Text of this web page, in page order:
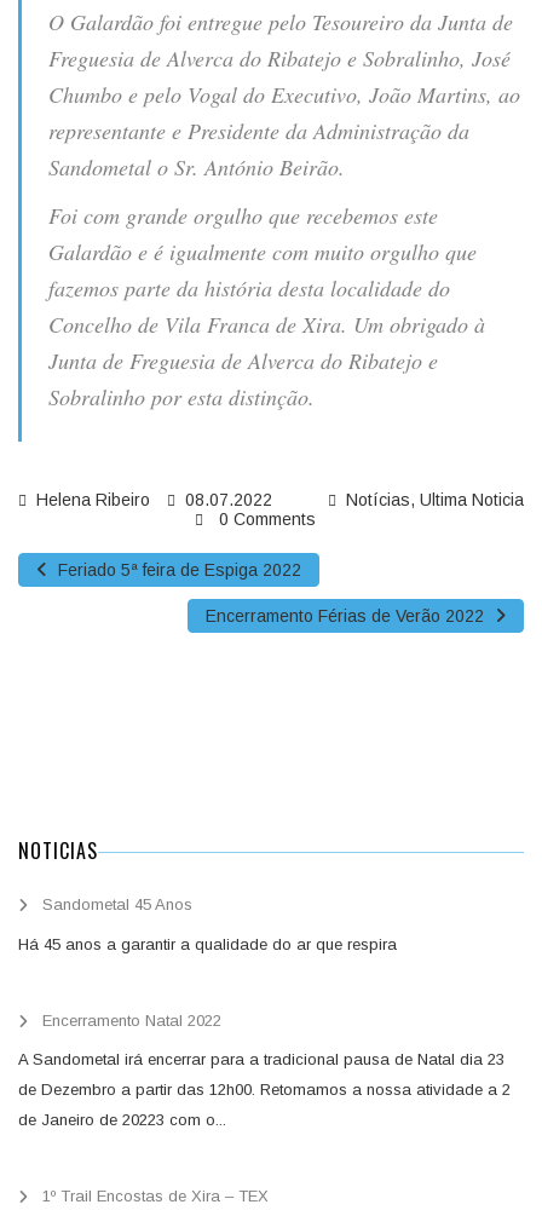
O Galardão foi entregue pelo Tesoureiro da Junta de
Freguesia de Alverca do Ribatejo e Sobralinho, José
Chumbo e pelo Vogal do Executivo, João Martins, ao
representante e Presidente da Administração da
Sandometal o Sr. António Beirão.
Foi com grande orgulho que recebemos este
Galardão e é igualmente com muito orgulho que
fazemos parte da história desta localidade do
Concelho de Vila Franca de Xira. Um obrigado à
Junta de Freguesia de Alverca do Ribatejo e
Sobralinho por esta distinção.
Helena Ribeiro 08.07.2022 Notícias, Ultima Noticia
0 Comments
Feriado 5ª feira de Espiga 2022
Encerramento Férias de Verão 2022
NOTICIAS
Sandometal 45 Anos
Há 45 anos a garantir a qualidade do ar que respira
Encerramento Natal 2022
A Sandometal irá encerrar para a tradicional pausa de Natal dia 23
de Dezembro a partir das 12h00. Retomamos a nossa atividade a 2
de Janeiro de 20223 com o...
1º Trail Encostas de Xira – TEX